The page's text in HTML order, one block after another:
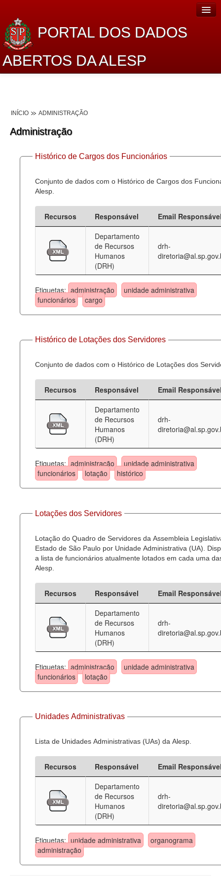
PORTAL DOS DADOS
ABERTOS DA ALESP
Dados Abertos Alesp
Lei de Acesso à Informação
Dados Governamentais Abertos
Planejamento
Catálogo de dados
Processo Legislativo
Administração
Legislação
Agenda
Perguntas frequentes
Contato
INÍCIO ADMINISTRAÇÃO
Administração
Histórico de Cargos dos Funcionários
Conjunto de dados com o Histórico de Cargos dos
Alesp.
Recursos Responsável
Email
Departamento
de Recursos
Humanos
(DRH)
drh-
Etiquetas: administração
unidade administrativa
funcionários
cargo
Histórico de Lotações dos Servidores
Conjunto de dados com o Histórico de Lotações dos
Recursos Responsável
Email
Departamento
de Recursos
Humanos
(DRH)
drh-
Etiquetas: administração
unidade administrativa
funcionários
lotação histórico
Lotações dos Servidores
Lotação do Quadro de Servidores da Assembleia
Estado de São Paulo por Unidade Administrativa (UA).
a lista de funcionários atualmente lotados em cada uma
Alesp.
Recursos Responsável
Email
Departamento
de Recursos
Humanos
(DRH)
drh-
Etiquetas: administração
unidade administrativa
funcionários
lotação
Unidades Administrativas
Lista de Unidades Administrativas (UAs) da Alesp.
Recursos Responsável
Email
Departamento
de Recursos
Humanos
(DRH)
drh-
Etiquetas: unidade administrativa
organograma
administração